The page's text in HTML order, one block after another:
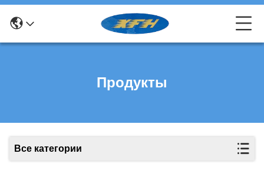
Продукты
Все категории